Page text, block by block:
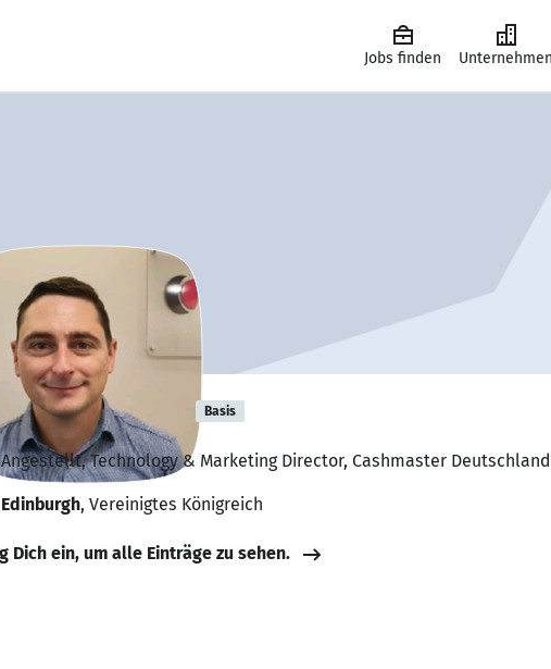
Jobs finden Unternehmen
Petersen Basis
Angestellt, Technology & Marketing Director, Cashmaster Deutschland
Edinburgh, Vereinigtes Königreich
Dich ein, um alle Einträge zu sehen.